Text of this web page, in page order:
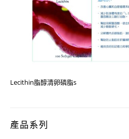
Lecithin脂醇清卵磷脂s
產品系列